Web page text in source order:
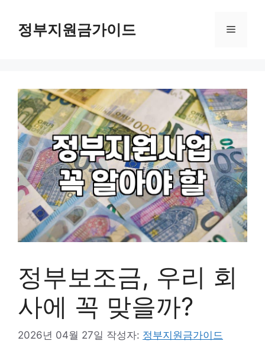
정부지원금가이드 메
정부보조금, 우리 회
사에 꼭 맞을까?
2026년 04월 27일 작성자: 정부지원금가이드